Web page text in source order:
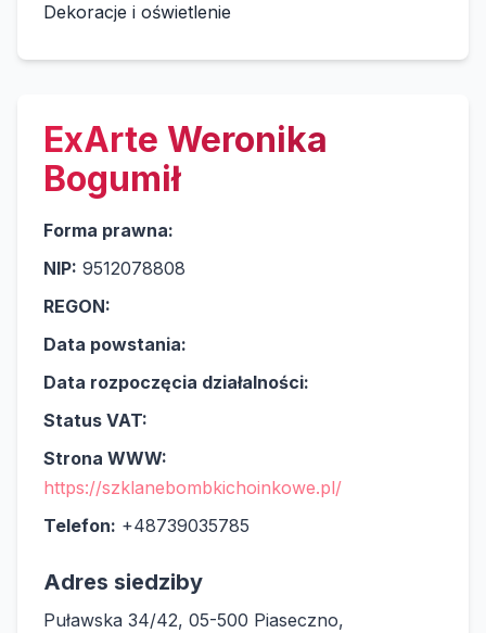
Dekoracje i oświetlenie
ExArte Weronika
Bogumił
Forma prawna:
NIP: 9512078808
REGON:
Data powstania:
Data rozpoczęcia działalności:
Status VAT:
Strona WWW:
https://szklanebombkichoinkowe.pl/
Telefon: +48739035785
Adres siedziby
Puławska 34/42, 05-500 Piaseczno,